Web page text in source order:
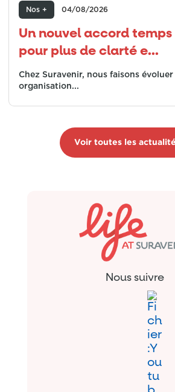
Nos + 04/08/2026
Un nouvel accord
pour plus de clarté e...
Chez Suravenir, nous faisons
organisation...
Voir toutes les
Nous suivre